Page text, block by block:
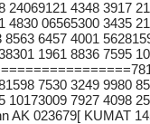
24069121 4348 3917
4830 06565300 3435
8563 6457 4001
1961 8836 7595
7530 3249 9980
10173009 7927 4098
AK 023679[ KUMAT